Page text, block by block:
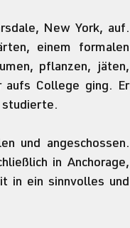
New York, auf.
einem formalen
pflanzen, jäten,
aufs College ging. Er
studierte.
und angeschossen.
in Anchorage,
in ein sinnvolles und